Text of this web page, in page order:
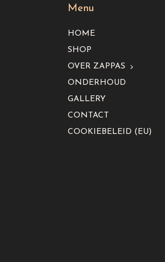
Menu
HOME
SHOP
OVER ZAPPAS
ONDERHOUD
GALLERY
CONTACT
COOKIEBELEID (EU)